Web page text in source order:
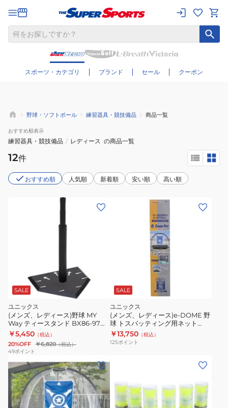
スポーツ・カテゴリ ブランド セール クーポン
さらに絞り込む
野球・ソフトボール 練習器具・競技備品 商品一覧
おすすめ順表示
練習器具・競技備品 / レディース の商品一覧
12件
おすすめ順 人気順 新着順 安い順 高い順
SALE
ユニックス
(メンズ、レディース)野球 MY
Way ティースタンド BX86-97
【メーカー取り寄せ】
￥5,450 （税込）
20%OFF ￥6,820（税込）
49ポイント
SALE
ユニックス
(メンズ、レディース)e-DOME 野
球 トスバッティング用ネット
BX77-54 自主練 【メーカー取り
寄せ】
￥13,750 （税込）
125ポイント